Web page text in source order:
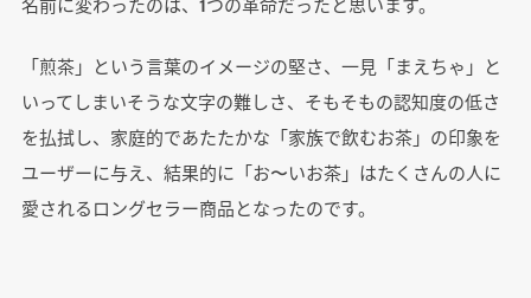
「煎茶」という言葉のイメージの堅さ、一見「まえちゃ」と
いってしまいそうな文字の難しさ、そもそもの認知度の低さ
を払拭し、家庭的であたたかな「家族で飲むお茶」の印象を
ユーザーに与え、結果的に「お〜いお茶」はたくさんの人に
愛されるロングセラー商品となったのです。